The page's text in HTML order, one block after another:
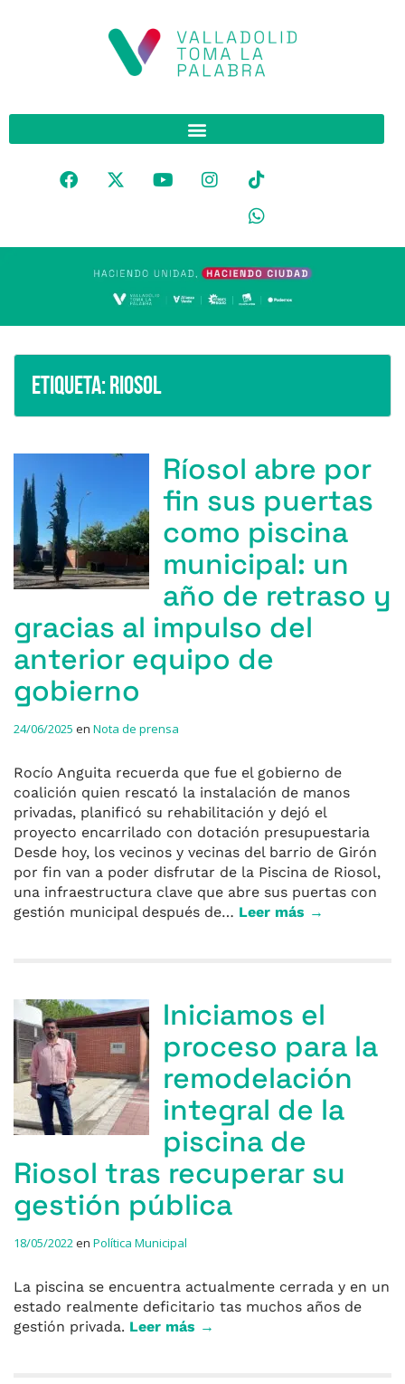
Etiqueta:Riosol
Ríosol abre por
fin sus puertas
como piscina
municipal: un
año de retraso y
gracias al impulso del
anterior equipo de
gobierno
24/06/2025 en Nota de prensa
Rocío Anguita recuerda que fue el gobierno de
coalición quien rescató la instalación de manos
privadas, planificó su rehabilitación y dejó el
proyecto encarrilado con dotación presupuestaria
Desde hoy, los vecinos y vecinas del barrio de Girón
por fin van a poder disfrutar de la Piscina de Riosol,
una infraestructura clave que abre sus puertas con
gestión municipal después de… Leer más →
Iniciamos el
proceso para la
remodelación
integral de la
piscina de
Riosol tras recuperar su
gestión pública
18/05/2022en Política Municipal
La piscina se encuentra actualmente cerrada y en un
estado realmente deficitario tas muchos años de
gestión privada. Leer más →